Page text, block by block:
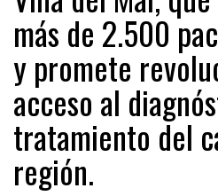
más de 2.500
y promete
acceso al
tratamiento del
región.